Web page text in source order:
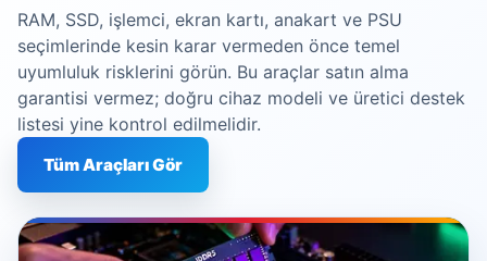
RAM, SSD, işlemci, ekran kartı, anakart ve PSU
seçimlerinde kesin karar vermeden önce temel
uyumluluk risklerini görün. Bu araçlar satın alma
garantisi vermez; doğru cihaz modeli ve üretici destek
listesi yine kontrol edilmelidir.
Tüm Araçları Gör